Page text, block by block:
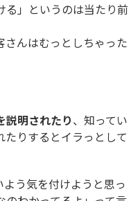
る」というのは当たり前
さんはむっとしちゃった
説明されたり、知ってい
りするとイラっとして
う気を付けようと思っ